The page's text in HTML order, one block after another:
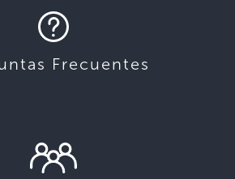
Frecuentes